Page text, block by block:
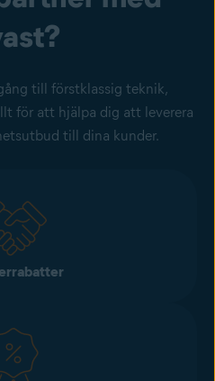
till förstklassig teknik,
för att hjälpa dig att leverera
till dina kunder.